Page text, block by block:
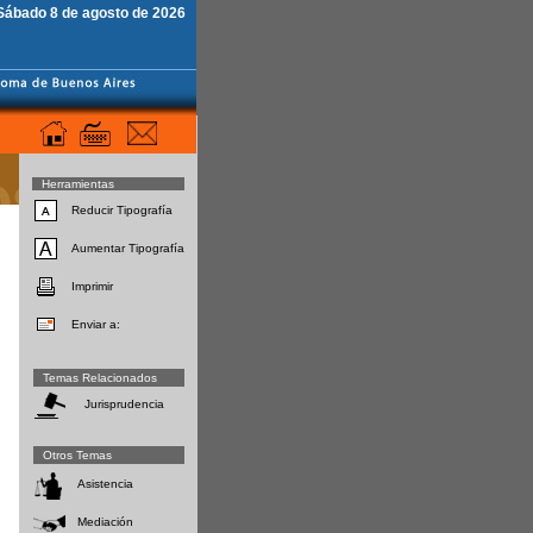
8 de agosto de 2026
Herramientas
Reducir Tipografía
Aumentar Tipografía
Imprimir
Enviar a:
Temas Relacionados
Jurisprudencia
Otros Temas
Asistencia
Mediación